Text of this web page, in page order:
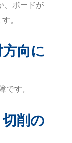
、ボードが
。
向に
です。
削の